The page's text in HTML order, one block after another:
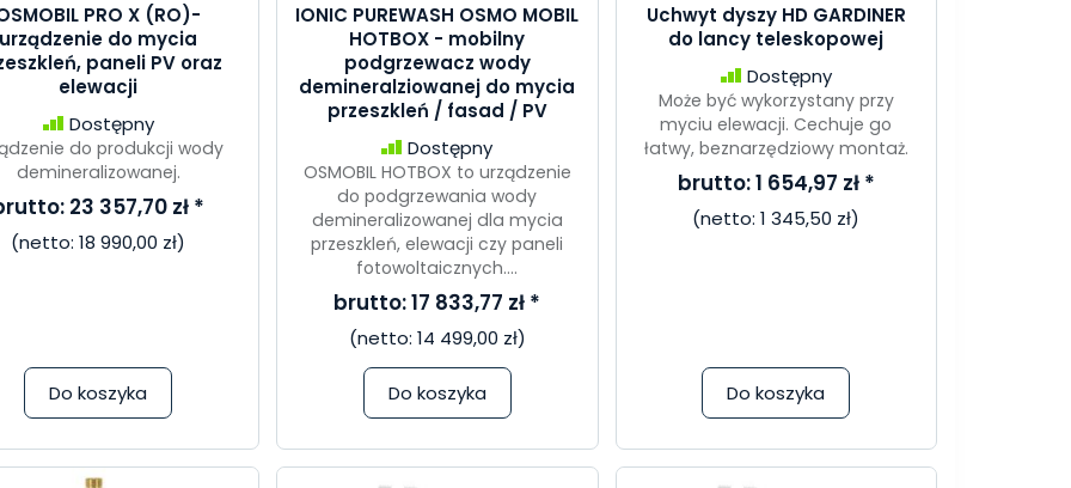
PRO X (RO)-
urządzenie do mycia
paneli PV oraz
elewacji
Dostępny
do produkcji wody
demineralizowanej.
23 357,70 zł *
(netto:18 990,00 zł)
Do koszyka
IONIC PUREWASH OSMO MOBIL
HOTBOX - mobilny
podgrzewacz wody
demineralziowanej do mycia
przeszkleń / fasad / PV
Dostępny
OSMOBIL HOTBOX to urządzenie
do podgrzewania wody
demineralizowanej dla mycia
przeszkleń, elewacji czy paneli
fotowoltaicznych....
brutto:17 833,77 zł *
(netto: 14 499,00 zł)
Do koszyka
Uchwyt dyszy HD GARDINER
do lancy teleskopowej
Dostępny
Może być wykorzystany przy
myciu elewacji. Cechuje go
łatwy, beznarzędziowy montaż.
brutto:1 654,97 zł*
(netto:1 345,50 zł)
Do koszyka